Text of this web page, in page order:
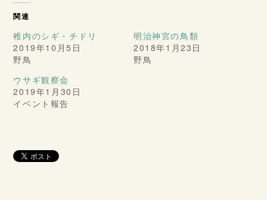
関連
稚内のシギ・チドリ
2019年10月5日
野鳥
明治神宮の鳥類
2018年1月23日
野鳥
ウサギ観察会
2019年1月30日
イベント報告